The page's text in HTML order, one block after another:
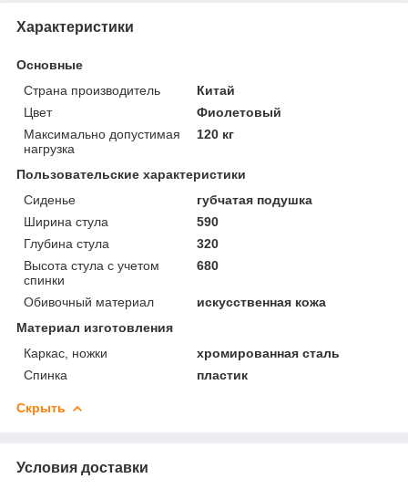
Характеристики
Основные
Страна производитель
Китай
Цвет
Фиолетовый
Максимально допустимая
нагрузка
120 кг
Пользовательские характеристики
Сиденье
губчатая подушка
Ширина стула
590
Глубина стула
320
Высота стула с учетом
спинки
680
Обивочный материал
искусственная кожа
Материал изготовления
Каркас, ножки
хромированная сталь
Спинка
пластик
Скрыть
Условия доставки